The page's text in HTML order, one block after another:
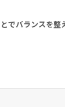
バランスを整